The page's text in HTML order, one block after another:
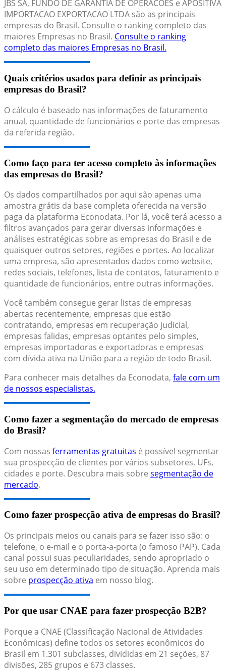
JBS SA, FUNDO DE GARANTIA DE OPERACOES e APOSITIVA
IMPORTACAO EXPORTACAO LTDA são as principais
empresas do Brasil. Consulte o ranking completo das
maiores Empresas no Brasil. Consulte o ranking
completo das maiores Empresas no Brasil.
Quais critérios usados para definir as principais
empresas do Brasil?
O cálculo é baseado nas informações de faturamento
anual, quantidade de funcionários e porte das empresas
da referida região.
Como faço para ter acesso completo às informações
das empresas do Brasil?
Os dados compartilhados por aqui são apenas uma
amostra grátis da base completa oferecida na versão
paga da plataforma Econodata. Por lá, você terá acesso a
filtros avançados para gerar diversas informações e
análises estratégicas sobre as empresas do Brasil e de
quaisquer outros setores, regiões e portes. Ao localizar
uma empresa, são apresentados dados como website,
redes sociais, telefones, lista de contatos, faturamento e
quantidade de funcionários, entre outras informações.
Você também consegue gerar listas de empresas
abertas recentemente, empresas que estão
contratando, empresas em recuperação judicial,
empresas falidas, empresas optantes pelo simples,
empresas importadoras e exportadoras e empresas
com dívida ativa na União para a região de todo Brasil.
Para conhecer mais detalhes da Econodata, fale com um
de nossos especialistas.
Como fazer a segmentação do mercado de empresas
do Brasil?
Com nossas ferramentas gratuitas é possível segmentar
sua prospecção de clientes por vários subsetores, UFs,
cidades e porte. Descubra mais sobre segmentação de
mercado.
Como fazer prospecção ativa de empresas do Brasil?
Os principais meios ou canais para se fazer isso são: o
telefone, o e-mail e o porta-a-porta (o famoso PAP). Cada
canal possui suas peculiaridades, sendo apropriado o
seu uso em determinado tipo de situação. Aprenda mais
sobre prospecção ativa em nosso blog.
Por que usar CNAE para fazer prospecção B2B?
Porque a CNAE (Classificação Nacional de Atividades
Econômicas) define todos os setores econômicos do
Brasil em 1.301 subclasses, divididas em 21 seções, 87
divisões, 285 grupos e 673 classes.